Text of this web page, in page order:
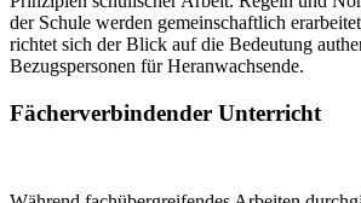
der Schule werden gemeinschaftlich
richtet sich der Blick auf die Bedeutung
Bezugspersonen für Heranwachsende.
Fächerverbindender Unterricht